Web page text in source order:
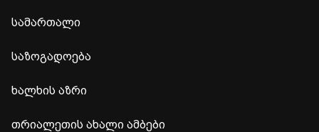
სამართალი
საზოგადოება
ხალხის აზრი
თრიალეთის ახალი ამბები